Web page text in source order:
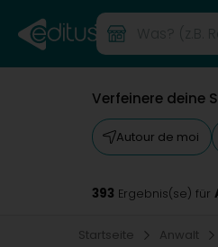
Verfeinere deine
Autour de moi
393 Ergebnis(se) für
Startseite Anwalt